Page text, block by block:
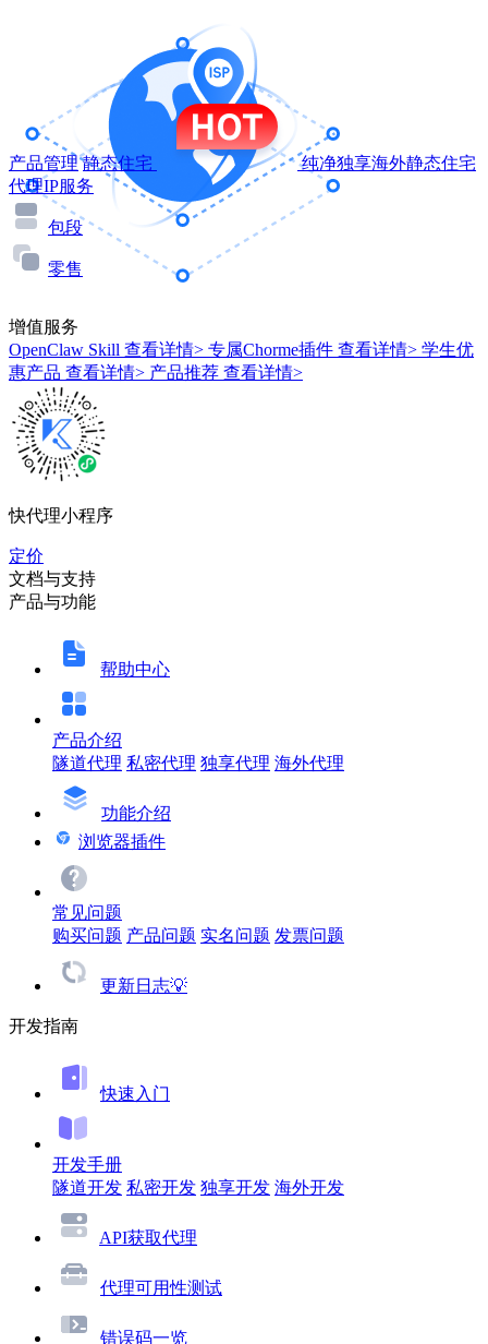
产品管理 静态住宅
纯净独享海外静态住宅
代理IP服务
包段
零售
增值服务
OpenClaw Skill 查看详情> 专属Chorme插件 查看详情> 学生优
惠产品 查看详情> 产品推荐 查看详情>
快代理小程序
定价
文档与支持
产品与功能
帮助中心
产品介绍
隧道代理 私密代理 独享代理 海外代理
功能介绍
浏览器插件
常见问题
购买问题 产品问题 实名问题 发票问题
更新日志💡
开发指南
快速入门
开发手册
隧道开发 私密开发 独享开发 海外开发
API获取代理
代理可用性测试
错误码一览